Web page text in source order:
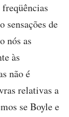
sensações de
nós as
às
não é
relativas a
se Boyle e